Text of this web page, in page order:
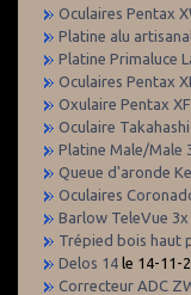
Oculaires Pentax
Platine alu
Platine Primaluce
Oculaires Pentax
Oxulaire Pentax
Oculaire Takahashi
Platine Male/Male
Queue d'aronde
Oculaires
Barlow TeleVue 3x
Trépied bois haut
Delos 14 le 14-11-
Correcteur ADC